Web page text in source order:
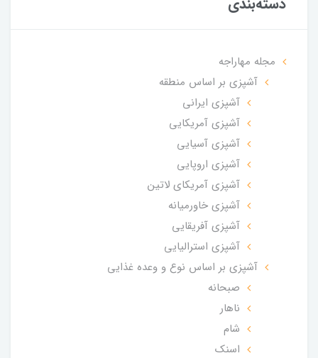
مجله مهاراجه
آشپزی بر اساس منطقه
آشپزی ایرانی
آشپزی آمریکایی
آشپزی آسیایی
آشپزی اروپایی
آشپزی آمریکای لاتین
آشپزی خاورمیانه
آشپزی آفریقایی
آشپزی استرالیایی
آشپزی بر اساس نوع و وعده غذایی
صبحانه
ناهار
شام
اسنک